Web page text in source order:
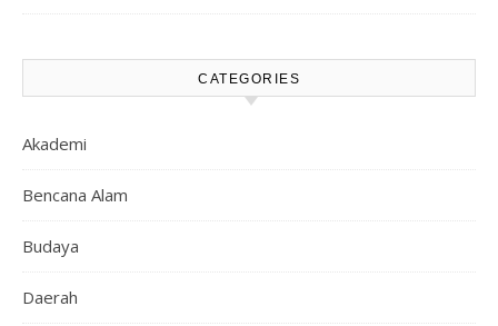
CATEGORIES
Akademi
Bencana Alam
Budaya
Daerah